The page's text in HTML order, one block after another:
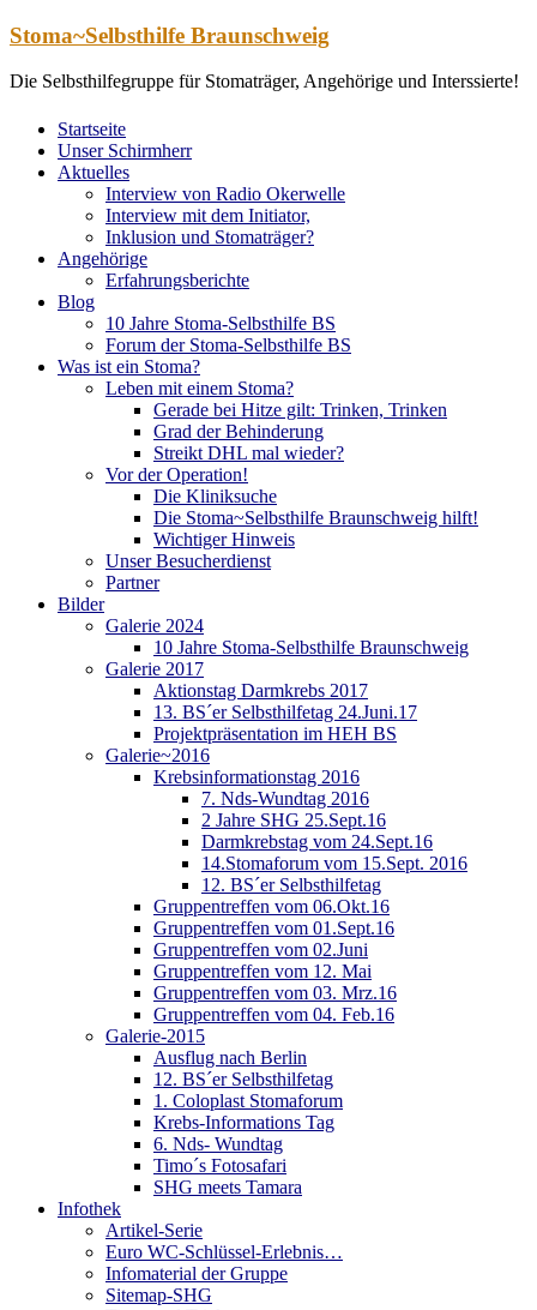
Zum
springen
Stoma~Selbsthilfe Braunschweig
Die Selbsthilfegruppe für Stomaträger, Angehörige und Interssierte!
Startseite
Unser Schirmherr
Aktuelles
Interview von Radio Okerwelle
Interview mit dem Initiator,
Inklusion und Stomaträger?
Angehörige
Erfahrungsberichte
Blog
10 Jahre Stoma-Selbsthilfe BS
Forum der Stoma-Selbsthilfe BS
Was ist ein Stoma?
Leben mit einem Stoma?
Gerade bei Hitze gilt: Trinken, Trinken
Grad der Behinderung
Streikt DHL mal wieder?
Vor der Operation!
Die Kliniksuche
Die Stoma~Selbsthilfe Braunschweig hilft!
Wichtiger Hinweis
Unser Besucherdienst
Partner
Bilder
Galerie 2024
10 Jahre Stoma-Selbsthilfe Braunschweig
Galerie 2017
Aktionstag Darmkrebs 2017
13. BS´er Selbsthilfetag 24.Juni.17
Projektpräsentation im HEH BS
Galerie~2016
Krebsinformationstag 2016
7. Nds-Wundtag 2016
2 Jahre SHG 25.Sept.16
Darmkrebstag vom 24.Sept.16
14.Stomaforum vom 15.Sept. 2016
12. BS´er Selbsthilfetag
Gruppentreffen vom 06.Okt.16
Gruppentreffen vom 01.Sept.16
Gruppentreffen vom 02.Juni
Gruppentreffen vom 12. Mai
Gruppentreffen vom 03. Mrz.16
Gruppentreffen vom 04. Feb.16
Galerie-2015
Ausflug nach Berlin
12. BS´er Selbsthilfetag
1. Coloplast Stomaforum
Krebs-Informations Tag
6. Nds- Wundtag
Timo´s Fotosafari
SHG meets Tamara
Infothek
Artikel-Serie
Euro WC-Schlüssel-Erlebnis…
Infomaterial der Gruppe
Sitemap-SHG